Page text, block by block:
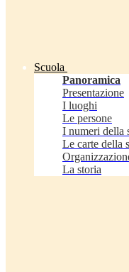
Scuola
Panoramica
Presentazione
I luoghi
Le persone
I numeri della
Le carte della
La storia